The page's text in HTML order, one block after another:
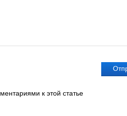
к этой статье